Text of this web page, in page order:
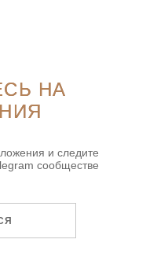
НА
и следите
сообществе